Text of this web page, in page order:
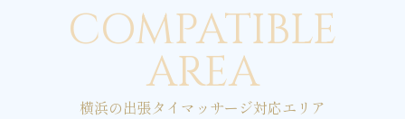
COMPATIBLE
AREA
横浜の出張タイマッサージ対応エリア